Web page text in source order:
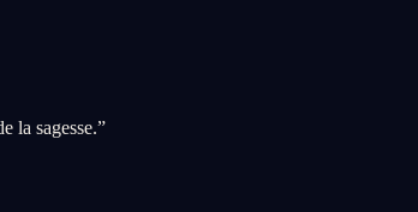
la sagesse.”